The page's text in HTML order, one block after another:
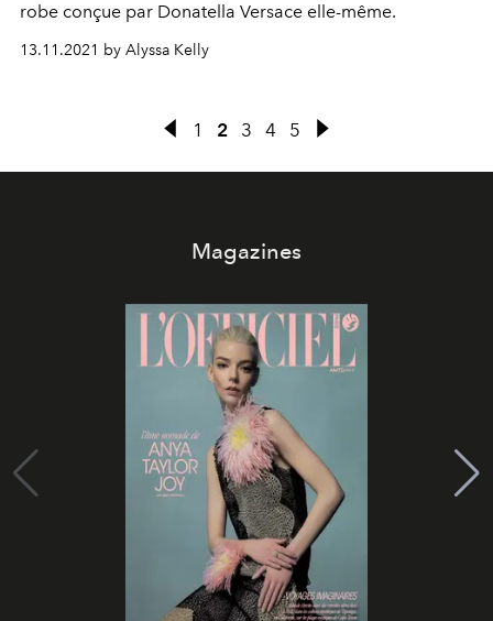
robe conçue par Donatella Versace elle-même.
13.11.2021 by Alyssa Kelly
1 2 3 4 5
Magazines